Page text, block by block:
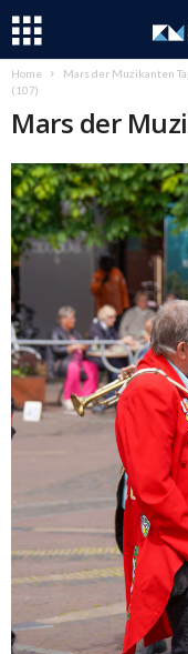
Home Mars der Muzikanten
(107)
Mars der